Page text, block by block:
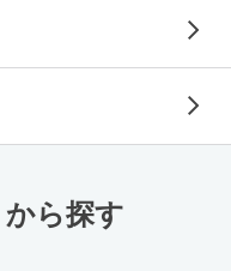
から探す